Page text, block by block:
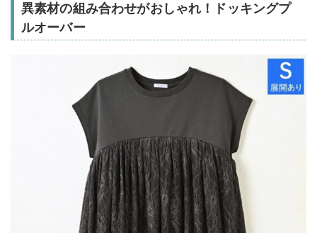
異素材の組み合わせがおしゃれ！ドッキングプ
ルオーバー